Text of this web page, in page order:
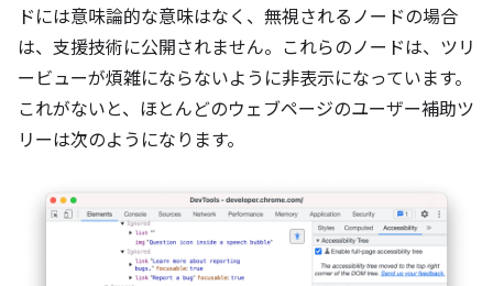
ドには意味論的な意味はなく、無視されるノードの場合
は、支援技術に公開されません。これらのノードは、ツリ
ービューが煩雑にならないように非表示になっています。
これがないと、ほとんどのウェブページのユーザー補助ツ
リーは次のようになります。